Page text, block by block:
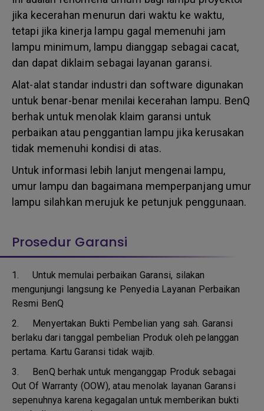
jika kecerahan menurun dari waktu ke waktu,
tetapi jika kinerja lampu gagal memenuhi jam
lampu minimum, lampu dianggap sebagai cacat,
dan dapat diklaim sebagai layanan garansi.
Alat-alat standar industri dan software digunakan
untuk benar-benar menilai kecerahan lampu. BenQ
berhak untuk menolak klaim garansi untuk
perbaikan atau penggantian lampu jika kerusakan
tidak memenuhi kondisi di atas.
Untuk informasi lebih lanjut mengenai lampu,
umur lampu dan bagaimana memperpanjang umur
lampu silahkan merujuk ke petunjuk penggunaan.
Prosedur Garansi
1.Untuk memulai perbaikan Garansi, silakan
mengunjungi langsung ke Penyedia Layanan Perbaikan
Resmi BenQ
2. Menyertakan Bukti Pembelian yang sah. Garansi
berlaku dari tanggal pembelian Produk oleh pelanggan
pertama. Kartu Garansi tidak wajib.
3. BenQ berhak untuk menganggap Produk sebagai
Out Of Warranty (OOW), atau menolak layanan Garansi
sepenuhnya karena kegagalan untuk memberikan bukti